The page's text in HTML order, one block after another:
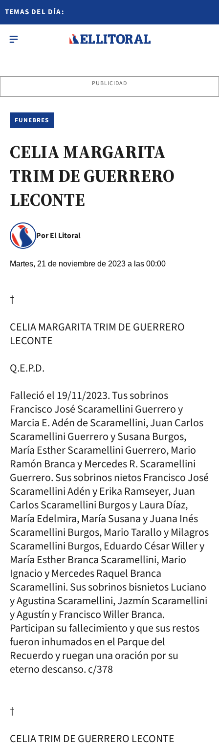
TEMAS DEL DÍA:
PUBLICIDAD
FUNEBRES
CELIA MARGARITA
TRIM DE GUERRERO
LECONTE
Por El Litoral
Martes, 21 de noviembre de 2023 a las 00:00
†
CELIA MARGARITA TRIM DE GUERRERO
LECONTE
Q.E.P.D.
Falleció el 19/11/2023. Tus sobrinos
Francisco José Scaramellini Guerrero y
Marcia E. Adén de Scaramellini, Juan Carlos
Scaramellini Guerrero y Susana Burgos,
María Esther Scaramellini Guerrero, Mario
Ramón Branca y Mercedes R. Scaramellini
Guerrero. Sus sobrinos nietos Francisco José
Scaramellini Adén y Erika Ramseyer, Juan
Carlos Scaramellini Burgos y Laura Díaz,
María Edelmira, María Susana y Juana Inés
Scaramellini Burgos, Mario Tarallo y Milagros
Scaramellini Burgos, Eduardo César Willer y
María Esther Branca Scaramellini, Mario
Ignacio y Mercedes Raquel Branca
Scaramellini. Sus sobrinos bisnietos Luciano
y Agustina Scaramellini, Jazmín Scaramellini
y Agustín y Francisco Willer Branca.
Participan su fallecimiento y que sus restos
fueron inhumados en el Parque del
Recuerdo y ruegan una oración por su
eterno descanso. c/378
†
CELIA TRIM DE GUERRERO LECONTE